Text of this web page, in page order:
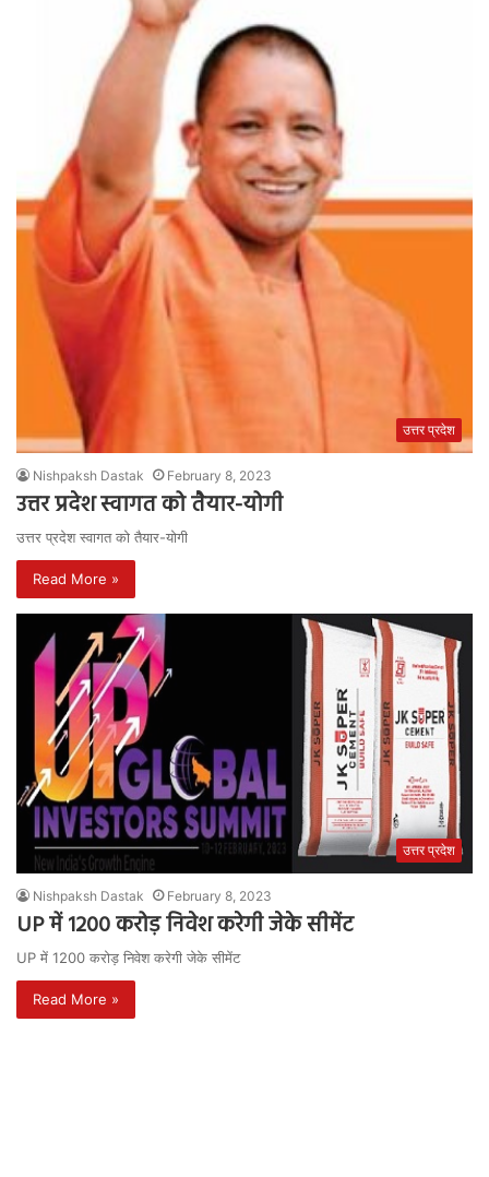
उत्तर प्रदेश
Nishpaksh Dastak February 8, 2023
उत्तर प्रदेश स्वागत को तैयार-योगी
उत्तर प्रदेश स्वागत को तैयार-योगी
Read More »
उत्तर प्रदेश
Nishpaksh Dastak February 8, 2023
UP में 1200 करोड़ निवेश करेगी जेके सीमेंट
UP में 1200 करोड़ निवेश करेगी जेके सीमेंट
Read More »